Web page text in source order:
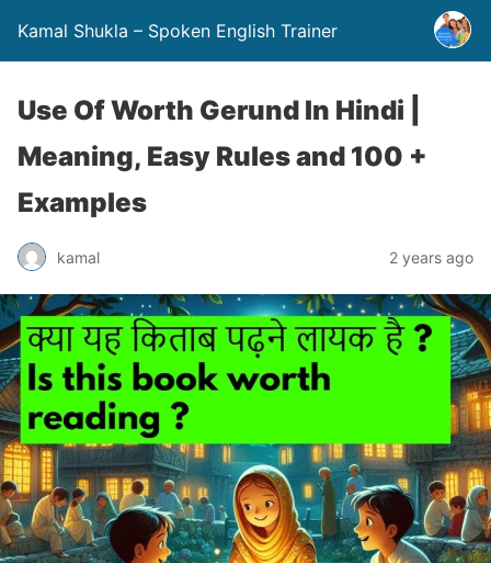
Kamal Shukla – Spoken English Trainer
Use Of Worth Gerund In Hindi |
Meaning, Easy Rules and 100 +
Examples
kamal 2 years ago